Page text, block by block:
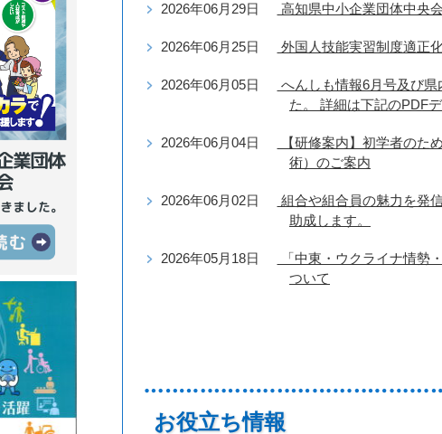
2026年06月29日 高知県中小企業団体中央
2026年06月25日 外国人技能実習制度適正
2026年06月05日
へんしも情報6月号及び
た。 詳細は下記のPDF
2026年06月04日
【研修案内】初学者のた
術）のご案内
2026年06月02日
組合や組合員の魅力を発
助成します。
2026年05月18日
「中東・ウクライナ情勢
ついて
お役立ち情報